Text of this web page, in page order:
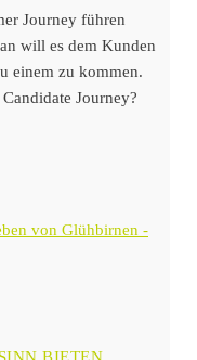
Journey führen
will es dem Kunden
einem zu kommen.
Journey?